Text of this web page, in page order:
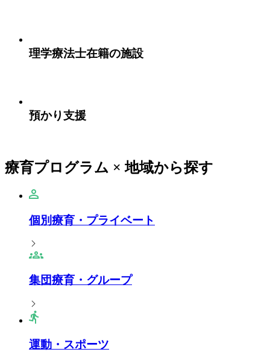
理学療法士在籍の施設
預かり支援
療育プログラム × 地域から探す
個別療育・プライベート
集団療育・グループ
運動・スポーツ